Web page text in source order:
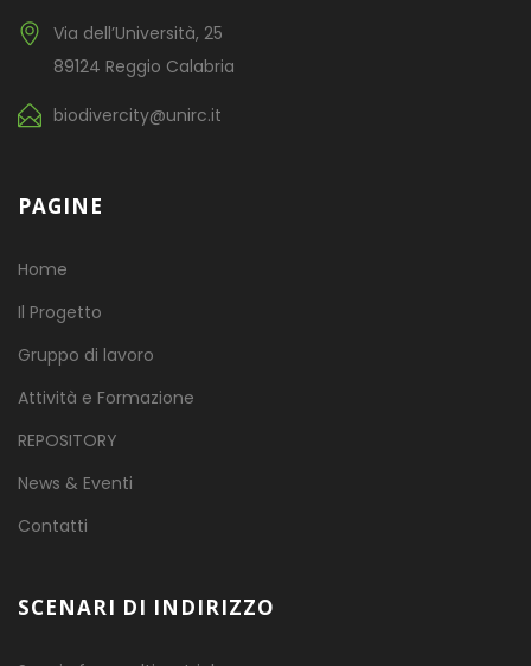
Via dell’Università, 25
89124 Reggio Calabria
biodivercity@unirc.it
PAGINE
Home
Il Progetto
Gruppo di lavoro
Attività e Formazione
REPOSITORY
News & Eventi
Contatti
SCENARI DI INDIRIZZO